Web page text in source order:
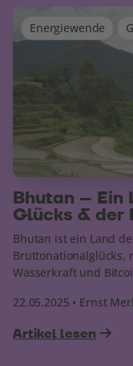
Bhutan – Ein
Glücks & der
Bhutan ist ein Land
Bruttonationalglücks,
Wasserkraft und
22.05.2025 • Ernst
Artikel lesen
Energiewende